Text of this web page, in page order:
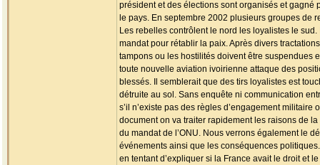
président et des élections sont organisés et gagné
le pays. En septembre 2002 plusieurs groupes de
Les rebelles contrôlent le nord les loyalistes le
mandat pour rétablir la paix. Après divers
tampons ou les hostilités doivent être suspendues
toute nouvelle aviation ivoirienne attaque des
blessés. Il semblerait que des tirs loyalistes est
détruite au sol. Sans enquête ni communication
s’il n’existe pas des règles d’engagement
document on va traiter rapidement les raisons de
du mandat de l’ONU. Nous verrons également le
événements ainsi que les conséquences
en tentant d’expliquer si la France avait le droit et